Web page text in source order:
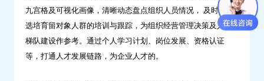
九宫格及可视化画像，清晰动态盘点组织人员情况， 及时进行
选培育留对象人群的培训与跟踪，为组织经营管理决策及人才
梯队建设作参考。通过个人学习计划、岗位发展、资格认证
等，打通人才发展链路，为企业人才的。